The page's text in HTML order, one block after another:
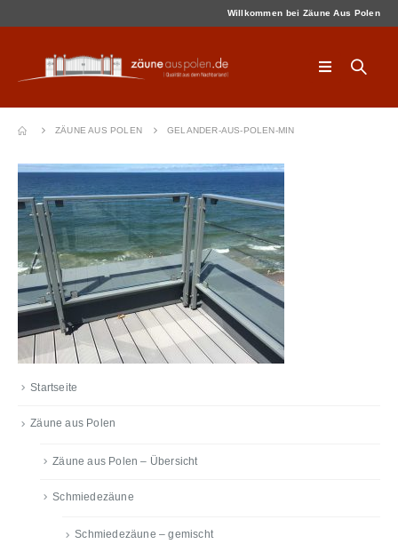
Willkommen bei Zäune Aus Polen
ZÄUNE AUS POLEN GELANDER-AUS-POLEN-MIN
Startseite
Zäune aus Polen
Zäune aus Polen – Übersicht
Schmiedezäune
Schmiedezäune – gemischt